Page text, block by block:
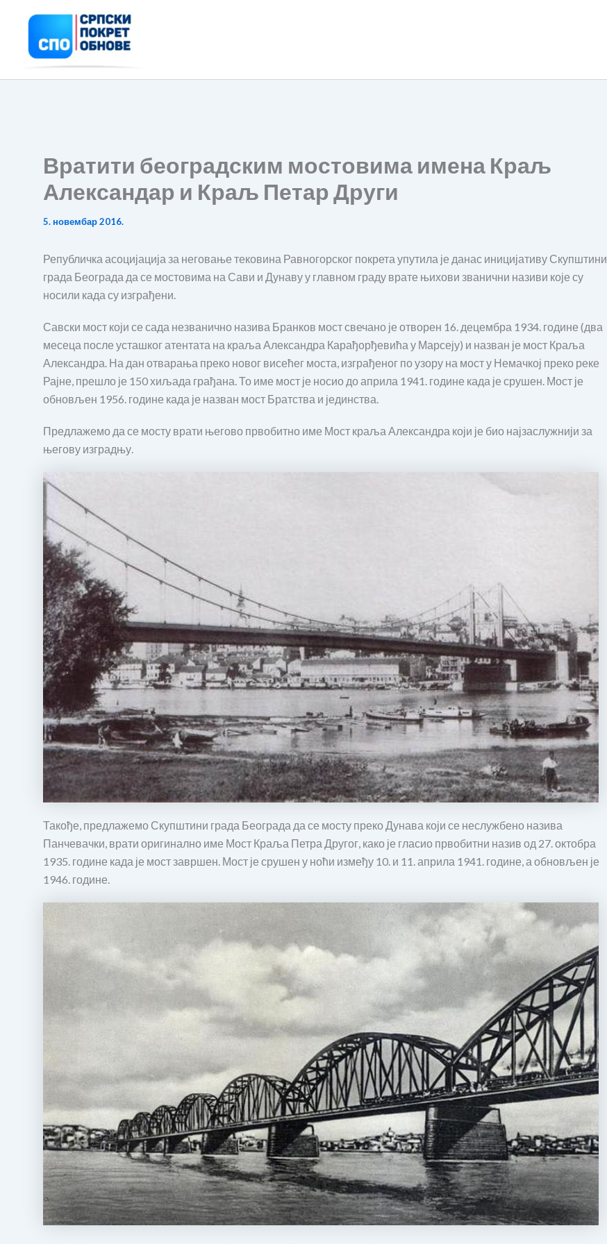
садржај
Вратити београдским мостовима имена Краљ
Александар и Краљ Петар Други
5. новембар 2016.
Републичка асоцијација за неговање тековина Равногорског покрета упутила је данас иницијативу Скупштини
града Београда да се мостовима на Сави и Дунаву у главном граду врате њихови званични називи које су
носили када су изграђени.
Савски мост који се сада незванично назива Бранков мост свечано је отворен 16. децембра 1934. године (два
месеца после усташког атентата на краља Александра Карађорђевића у Марсеју) и назван је мост Краља
Александра. На дан отварања преко новог висећег моста, изграђеног по узору на мост у Немачкој преко реке
Рајне, прешло је 150 хиљада грађана. То име мост је носио до априла 1941. године када је срушен. Мост је
обновљен 1956. године када је назван мост Братства и јединства.
Предлажемо да се мосту врати његово првобитно име Мост краља Александра који је био најзаслужнији за
његову изградњу.
Такође, предлажемо Скупштини града Београда да се мосту преко Дунава који се неслужбено назива
Панчевачки, врати оригинално име Мост Краља Петра Другог, како је гласио првобитни назив од 27. октобра
1935. године када је мост завршен. Мост је срушен у ноћи између 10. и 11. априла 1941. године, а обновљен је
1946. године.